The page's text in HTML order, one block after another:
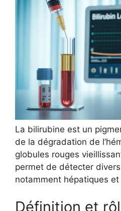
La bilirubine est un
de la dégradation de
globules rouges
permet de détecter
notamment hépatiques
Définition et